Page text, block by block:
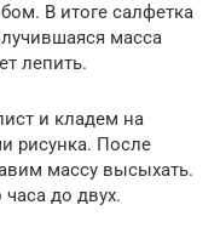
В итоге салфетка
масса
лепить.
и кладем на
рисунка. После
массу высыхать.
до двух.